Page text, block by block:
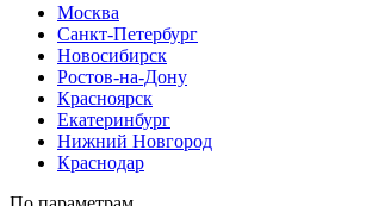
Москва
Санкт-Петербург
Новосибирск
Ростов-на-Дону
Красноярск
Екатеринбург
Нижний Новгород
Краснодар